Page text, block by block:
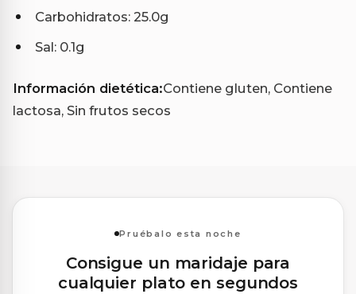
Carbohidratos: 25.0g
Sal: 0.1g
Información dietética:Contiene gluten, Contiene
lactosa, Sin frutos secos
Pruébalo esta noche
Consigue un maridaje para
cualquier plato en segundos